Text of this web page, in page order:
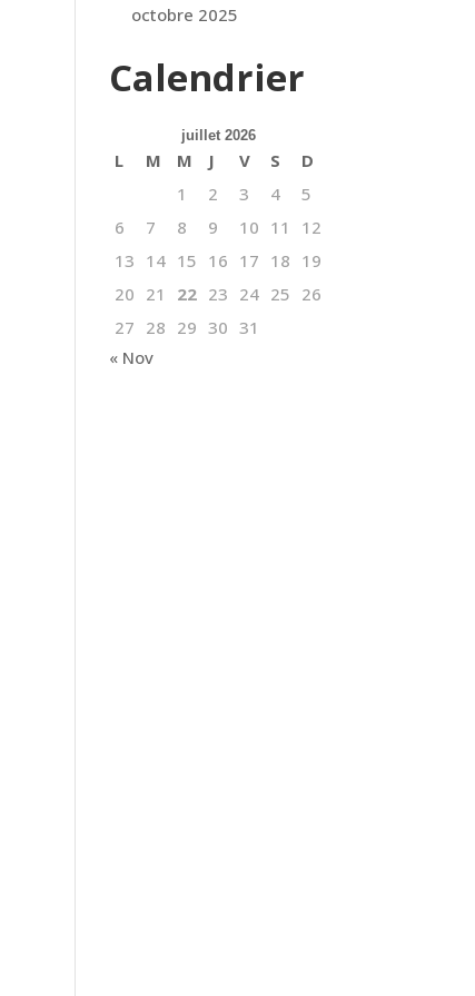
octobre 2025
Calendrier
juillet 2026
L M M J V S
D
1
2 3 4
5
6
7 8 9 10 11
12
13 14 15 16 17 18 19
20 21 22 23 24 25 26
27 28 29 30 31
« Nov